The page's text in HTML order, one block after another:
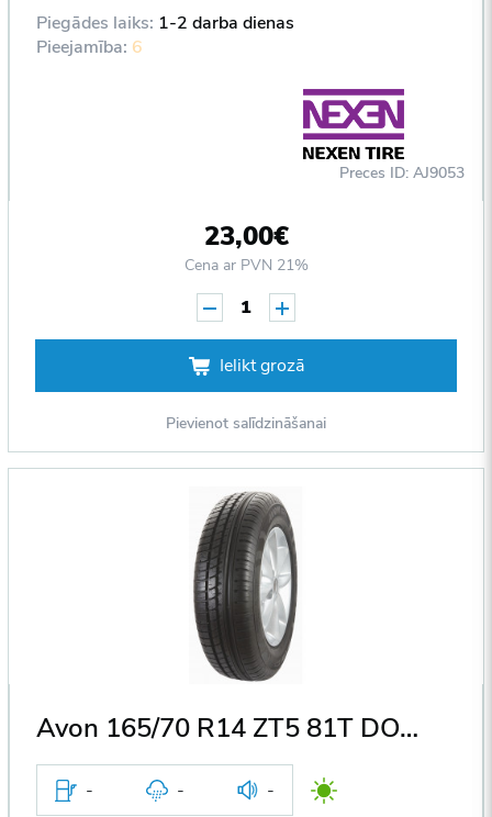
Piegādes laiks: 1-2 darba dienas
Pieejamība: 6
Preces ID: AJ9053
23,00€
Cena ar PVN 21%
1
Ielikt grozā
Pievienot salīdzināšanai
Avon 165/70 R14 ZT5 81T DOT2012
- - -